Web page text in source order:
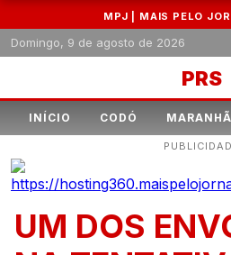
MPJ | MAIS PELO
Domingo, 9 de agosto de 2026
PRS
INÍCIO CODÓ
UM DOS